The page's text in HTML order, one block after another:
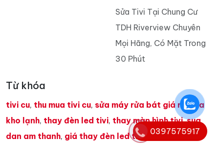
Sửa Tivi Tại Chung Cư
TDH Riverview Chuyên
Mọi Hãng, Có Mặt Trong
30 Phút
Từ khóa
tivi cu, thu mua tivi cu, sửa máy rửa bát giá rẻ,sửa
kho lạnh, thay đèn led tivi, thay màn hình tivi,sua
dan am thanh, giá thay đèn led tivi samsung
0397575917